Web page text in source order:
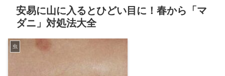
安易に山に入るとひどい目に！春から「マ
ダニ」対処法大全
虫